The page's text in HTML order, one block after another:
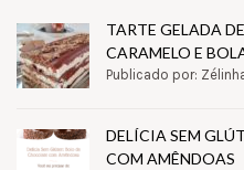
TARTE GELADA
CARAMELO E
Publicado por:
DELÍCIA SEM
COM AMÊNDOAS